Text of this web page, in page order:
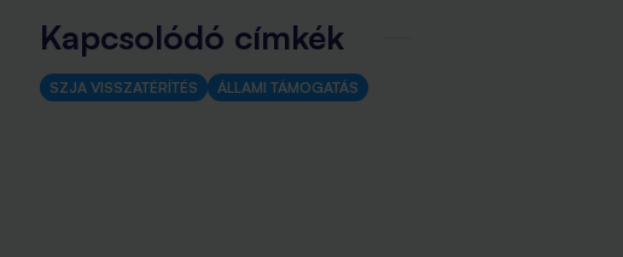
Kapcsolódó címkék
SZJA VISSZATÉRÍTÉS ÁLLAMI TÁMOGATÁS